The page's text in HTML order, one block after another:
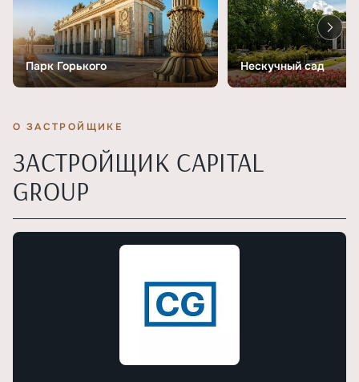
Парк Горького Нескучный сад
О ЗАСТРОЙЩИКЕ
ЗАСТРОЙЩИК CAPITAL
GROUP